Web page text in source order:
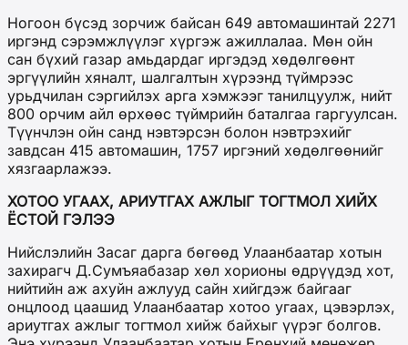
Ногоон бүсэд зорчиж байсан 649 автомашинтай 2271
иргэнд сэрэмжлүүлэг хүргэж ажиллалаа. Мөн ойн
сан бүхий газар амьдардаг иргэдэд хөдөлгөөнт
эргүүлийн хяналт, шалгалтын хүрээнд түймрээс
урьдчилан сэргийлэх арга хэмжээг танилцуулж, нийт
800 орчим айл өрхөөс түймрийн баталгаа гаргуулсан.
Түүнчлэн ойн санд нэвтэрсэн болон нэвтрэхийг
завдсан 415 автомашин, 1757 иргэний хөдөлгөөнийг
хязгаарлажээ.
ХОТОО УГААХ, АРИУТГАХ АЖЛЫГ ТОГТМОЛ ХИЙХ
ЁСТОЙ ГЭЛЭЭ
Нийслэлийн Засаг дарга бөгөөд Улаанбаатар хотын
захирагч Д.Сумъяабазар хөл хорионы өдрүүдэд хот,
нийтийн аж ахуйн ажлууд сайн хийгдэж байгааг
онцлоод цаашид Улаанбаатар хотоо угаах, цэвэрлэх,
ариутгах ажлыг тогтмол хийж байхыг үүрэг болгов.